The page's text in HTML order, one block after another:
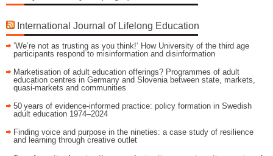
International Journal of Lifelong Education
’We’re not as trusting as you think!‘ How University of the third age
participants respond to misinformation and disinformation
Marketisation of adult education offerings? Programmes of adult
education centres in Germany and Slovenia between state, markets,
quasi-markets and communities
50 years of evidence‑informed practice: policy formation in Swedish
adult education 1974–2024
Finding voice and purpose in the nineties: a case study of resilience
and learning through creative outlet